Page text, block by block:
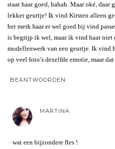
staat haar goed, hahah. Maar oké,
lekker geurtje! Ik vind Kirsten alleen
het merk haar er wel goed bij vind
is begrijp ik wel, maar ik vind haar niet
modellenwerk van een geurtje. Ik vind
op veel foto’s dezelfde emotie, maar
BEANTWOORDEN
MARTINA
wat een bijzondere fles !